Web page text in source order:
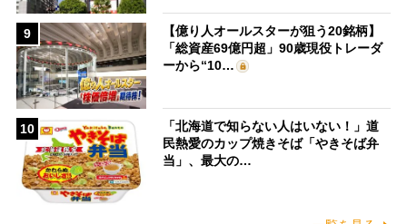
9
【億り人オールスターが狙う20銘柄】
「総資産69億円超」90歳現役トレーダ
ーから“10…
10
「北海道で知らない人はいない！」道
民熱愛のカップ焼きそば「やきそば弁
当」、最大の…